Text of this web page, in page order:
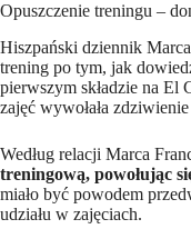
Opuszczenie treningu –
Hiszpański dziennik
trening po tym, jak
pierwszym składzie na El
zajęć wywołała
Według relacji Marca
treningową, powołując
miało być powodem
udziału w zajęciach.